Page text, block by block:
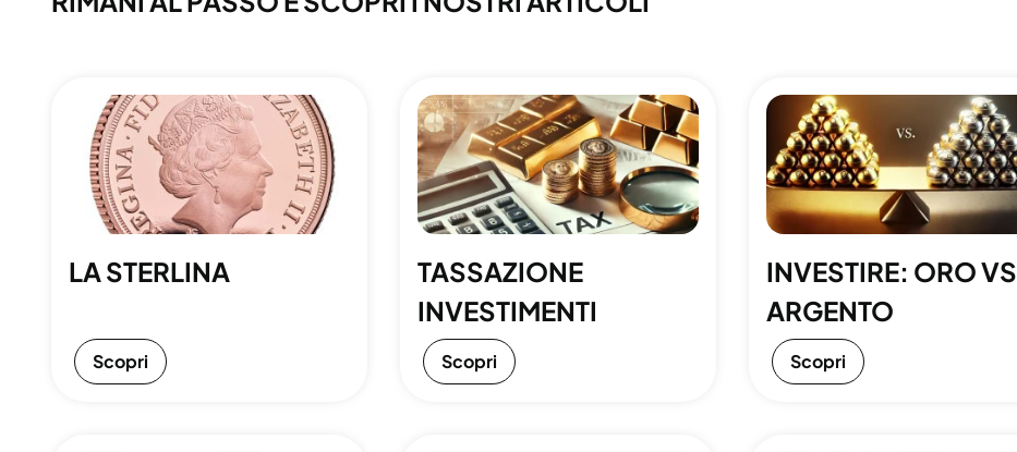
LA STERLINA
Scopri
TASSAZIONE
INVESTIMENTI
Scopri
INVESTIRE: ORO VS
ARGENTO
Scopri